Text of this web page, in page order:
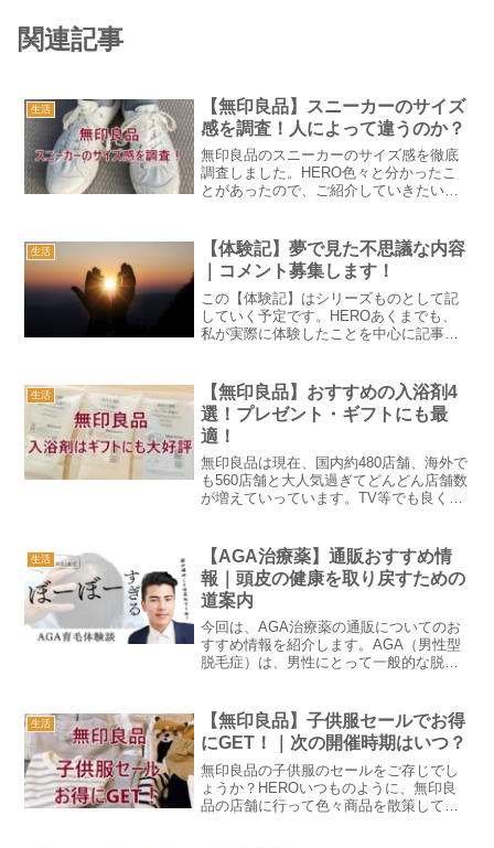
関連記事
生活
【無印良品】スニーカーのサイズ
感を調査！人によって違うのか？
無印良品のスニーカーのサイズ感を徹底
調査しました。HERO色々と分かったこ
とがあったので、ご紹介していきたいと
か？お店で試着して、色々確かめたはず
なのに、何となくサイズ感...
生活
【体験記】夢で見た不思議な内容
｜コメント募集します！
この【体験記】はシリーズものとして記
していく予定です。HEROあくまでも、
私が実際に体験したことを中心に記事に
「夢」。引用元：夢 画像 - Freepikで無料
ダウンロ...
生活
【無印良品】おすすめの入浴剤4
選！プレゼント・ギフトにも最
適！
無印良品は現在、国内約480店舗、海外で
も560店舗と大人気過ぎてどんどん店舗数
が増えていっています。TV等でも良く取
問わず大人気な理由として とにかくシン
プルなデザイ...
生活
【AGA治療薬】通販おすすめ情
報｜頭皮の健康を取り戻すための
道案内
今回は、AGA治療薬の通販についてのお
すすめ情報を紹介します。AGA（男性型
脱毛症）は、男性にとって一般的な脱毛
きるAGA治療薬もその一つです。
HEROAGAに関する過...
生活
【無印良品】子供服セールでお得
にGET！｜次の開催時期はいつ？
無印良品の子供服のセールをご存じでし
ょうか？HEROいつものように、無印良
品の店舗に行って色々商品を散策してい